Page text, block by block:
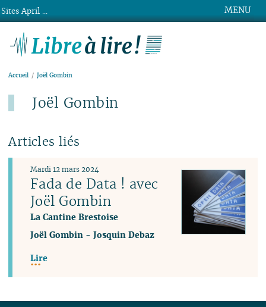
MENU
Accueil Joël Gombin
Joël Gombin
Articles liés
Fada de Data ! avec
Joël Gombin
La Cantine Brestoise
Mardi 12 mars 2024
Joël Gombin -Josquin Debaz
Lire
Sites April ...